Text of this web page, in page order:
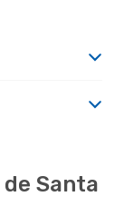
Santa